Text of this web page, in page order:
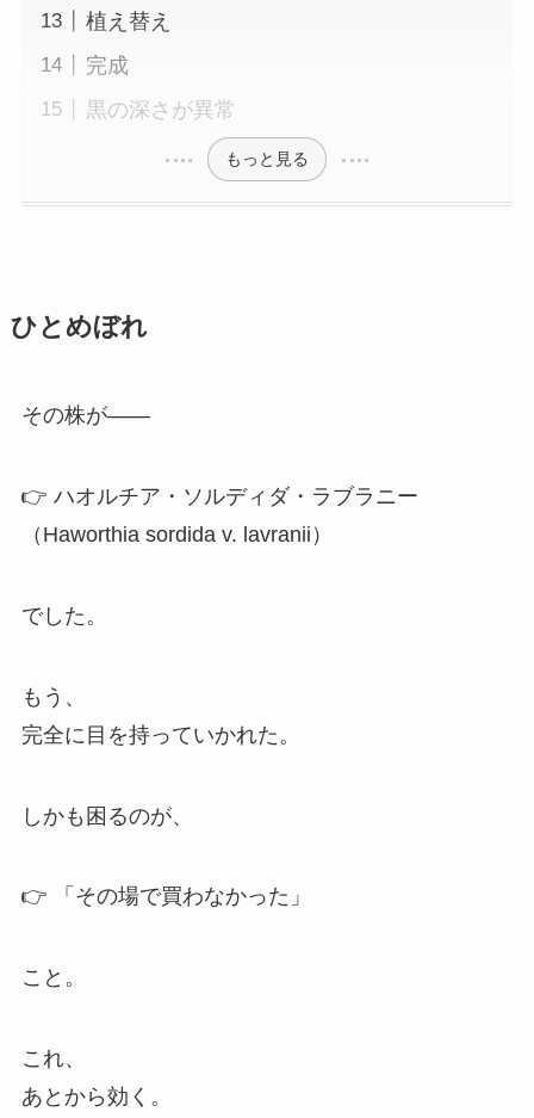
植え替え
完成
黒の深さが異常
もっと見る
ひとめぼれ
その株が――
👉 ハオルチア・ソルディダ・ラブラニー
（Haworthia sordida v. lavranii）
でした。
もう、
完全に目を持っていかれた。
しかも困るのが、
👉 「その場で買わなかった」
こと。
これ、
あとから効く。